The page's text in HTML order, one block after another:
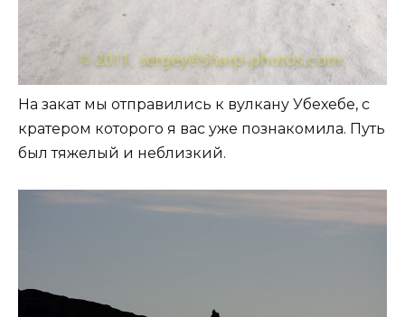
На закат мы отправились к вулкану Убехебе, с
кратером которого я вас уже познакомила. Путь
был тяжелый и неблизкий.